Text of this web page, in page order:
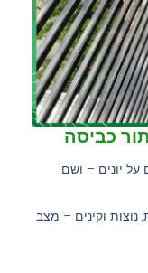
כביסה
יונים – ושם
וקינים – מצב